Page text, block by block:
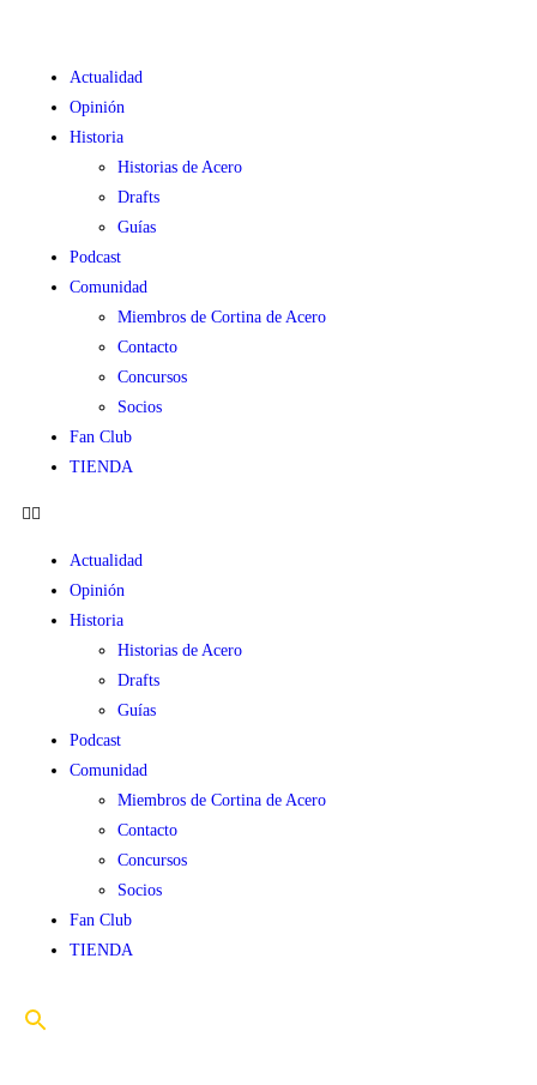
Actualidad
Opinión
Historia
Historias de Acero
Drafts
Guías
Podcast
Comunidad
Miembros de Cortina de Acero
Contacto
Concursos
Socios
Fan Club
TIENDA
Actualidad
Opinión
Historia
Historias de Acero
Drafts
Guías
Podcast
Comunidad
Miembros de Cortina de Acero
Contacto
Concursos
Socios
Fan Club
TIENDA